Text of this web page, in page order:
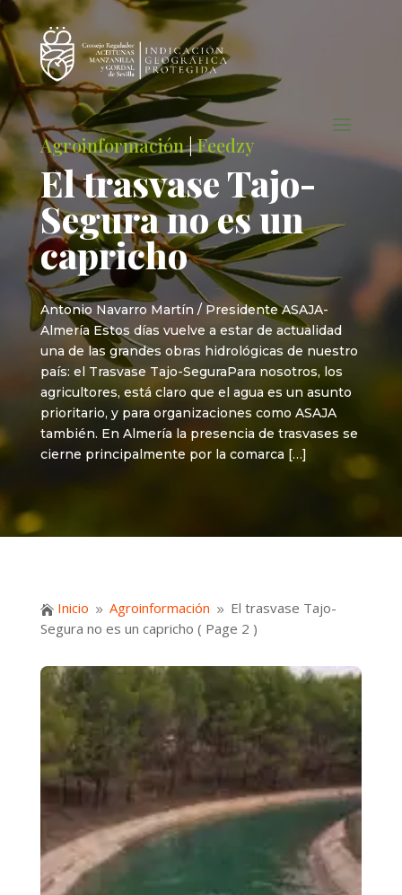
Agroinformación|Feedzy
El trasvase Tajo-
Segura no es un
capricho
Antonio Navarro Martín / Presidente ASAJA-
Almería Estos días vuelve a estar de actualidad
una de las grandes obras hidrológicas de nuestro
país: el Trasvase Tajo-SeguraPara nosotros, los
agricultores, está claro que el agua es un asunto
prioritario, y para organizaciones como ASAJA
también. En Almería la presencia de trasvases se
cierne principalmente por la comarca […]
 Inicio 9 Agroinformación 9 El trasvase Tajo-
Segura no es un capricho ( Page 2 )